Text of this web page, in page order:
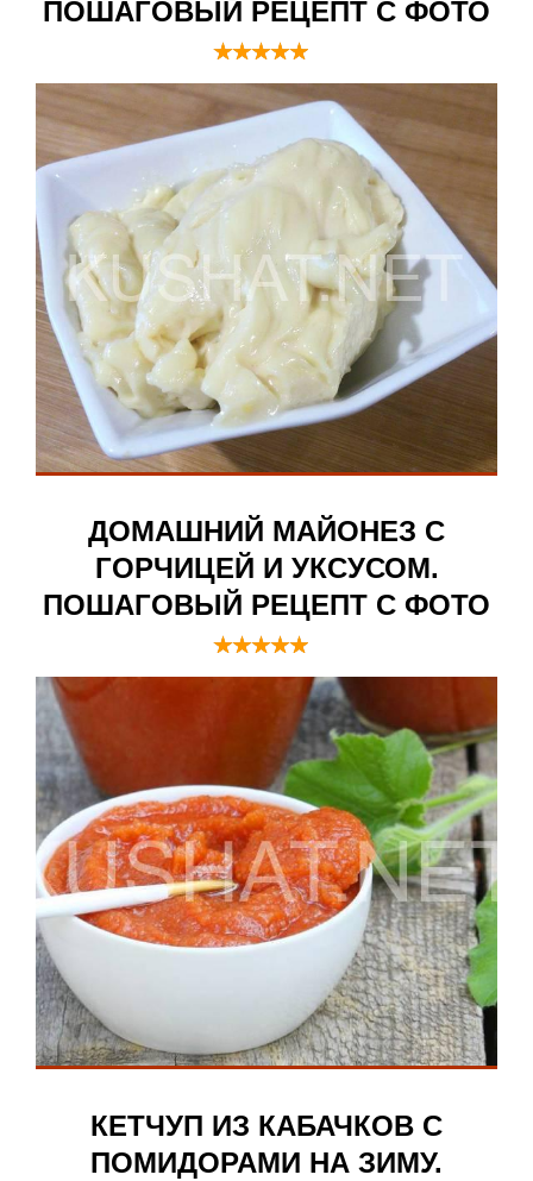
ПОШАГОВЫЙ РЕЦЕПТ С ФОТО
ДОМАШНИЙ МАЙОНЕЗ С
ГОРЧИЦЕЙ И УКСУСОМ.
ПОШАГОВЫЙ РЕЦЕПТ С ФОТО
КЕТЧУП ИЗ КАБАЧКОВ С
ПОМИДОРАМИ НА ЗИМУ.